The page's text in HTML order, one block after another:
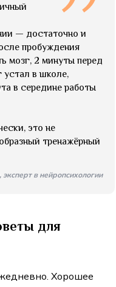
— достаточно и
пробуждения
мозг, 2 минуты перед
в школе,
в середине работы
это не
тренажёрный
в нейропсихологии
для
Хорошее